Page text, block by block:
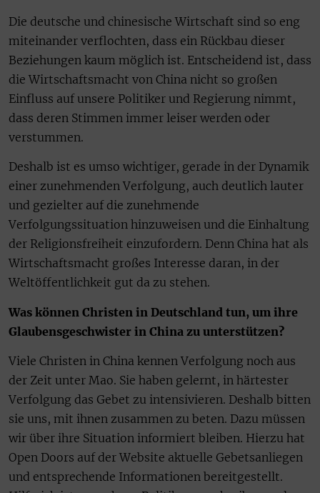
Die deutsche und chinesische Wirtschaft sind so eng
miteinander verflochten, dass ein Rückbau dieser
Beziehungen kaum möglich ist. Entscheidend ist, dass
die Wirtschaftsmacht von China nicht so großen
Einfluss auf unsere Politiker und Regierung nimmt,
dass deren Stimmen immer leiser werden oder
verstummen.
Deshalb ist es umso wichtiger, gerade in der Dynamik
einer zunehmenden Verfolgung, auch deutlich lauter
und gezielter auf die zunehmende
Verfolgungssituation hinzuweisen und die Einhaltung
der Religionsfreiheit einzufordern. Denn China hat als
Wirtschaftsmacht großes Interesse daran, in der
Weltöffentlichkeit gut da zu stehen.
Was können Christen in Deutschland tun, um ihre
Glaubensgeschwister in China zu unterstützen?
Viele Christen in China kennen Verfolgung noch aus
der Zeit unter Mao. Sie haben gelernt, in härtester
Verfolgung das Gebet zu intensivieren. Deshalb bitten
sie uns, mit ihnen zusammen zu beten. Dazu müssen
wir über ihre Situation informiert bleiben. Hierzu hat
Open Doors auf der Website aktuelle Gebetsanliegen
und entsprechende Informationen bereitgestellt.